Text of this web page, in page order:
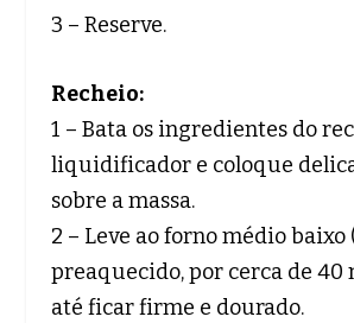
3 – Reserve.
Recheio:
1 – Bata os ingredientes do
liquidificador e coloque
sobre a massa.
2 – Leve ao forno médio baixo
preaquecido, por cerca de 40
até ficar firme e dourado.